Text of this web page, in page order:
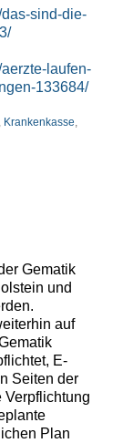
sind-die-
laufen-
133684/
, Krankenkasse,
Gematik
und
auf
E-
Seiten der
Verpflichtung
Plan